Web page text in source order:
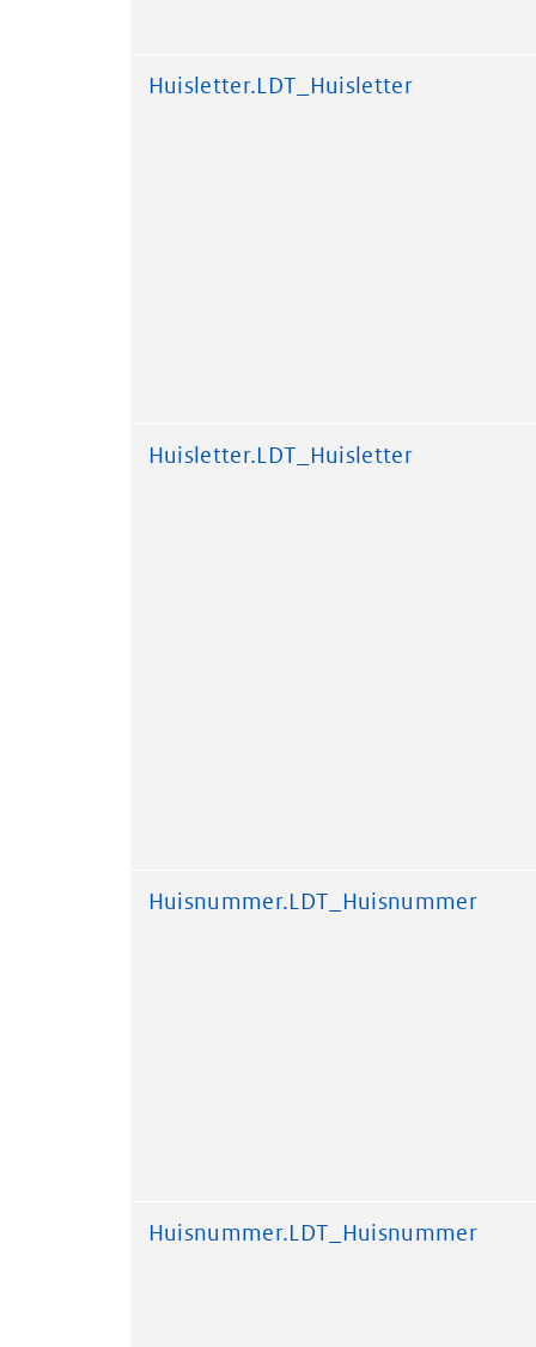
Huisletter.LDT_Huisletter
Huisletter.LDT_Huisletter
Huisnummer.LDT_Huisnummer
Huisnummer.LDT_Huisnummer